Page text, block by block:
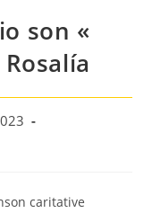
son «
caritative